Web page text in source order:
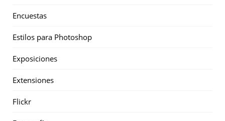
Encuestas
Estilos para Photoshop
Exposiciones
Extensiones
Flickr